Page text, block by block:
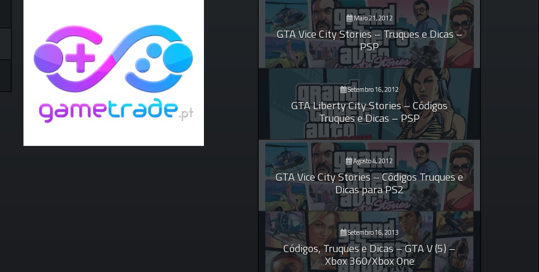
Maio 21, 2012
GTA Vice City Stories – Truques e Dicas –
PSP
Setembro 16, 2012
GTA Liberty City Stories – Códigos
Truques e Dicas – PSP
Agosto 4, 2012
GTA Vice City Stories – Códigos Truques e
Dicas para PS2
Setembro 16, 2013
Códigos, Truques e Dicas – GTA V (5) –
Xbox 360/Xbox One